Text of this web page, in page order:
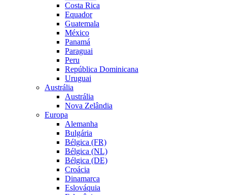
Costa Rica
Equador
Guatemala
México
Panamá
Paraguai
Peru
República Dominicana
Uruguai
Austrália
Austrália
Nova Zelândia
Europa
Alemanha
Bulgária
Bélgica (FR)
Bélgica (NL)
Bélgica (DE)
Croácia
Dinamarca
Eslováquia